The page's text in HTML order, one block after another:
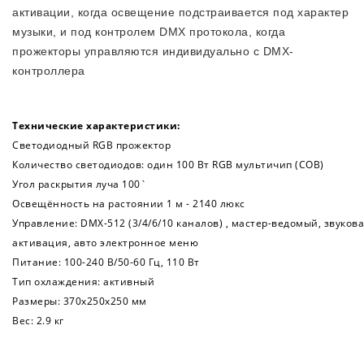
активации, когда освещение подстраивается под характер
музыки, и под контролем DMX протокола, когда
прожекторы управляются индивидуально с DMX-
контроллера
Технические характеристики:
Светодиодный RGB прожектор
Количество светодиодов: один 100 Вт RGB мультичип (COB)
Угол раскрытия луча 100`
Освещённость на растоянии 1 м - 2140 люкс
Управление: DMX-512 (3/4/6/10 каналов) , мастер-ведомый,
активация, авто электронное меню
Питание: 100-240 В/50-60 Гц, 110 Вт
Тип охлаждения: активный
Размеры: 370х250х250 мм
Вес: 2.9 кг